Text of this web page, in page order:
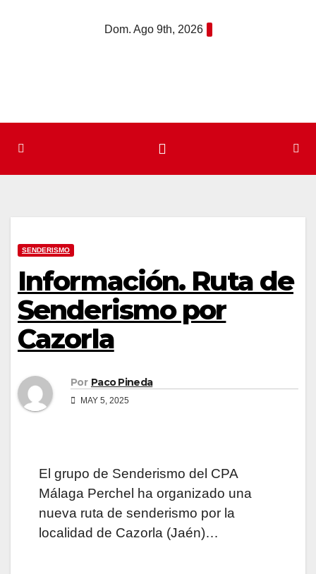
Dom. Ago 9th, 2026
SENDERISMO
Información. Ruta de
Senderismo por
Cazorla
Por Paco Pineda
MAY 5, 2025
El grupo de Senderismo del CPA
Málaga Perchel ha organizado una
nueva ruta de senderismo por la
localidad de Cazorla (Jaén)…